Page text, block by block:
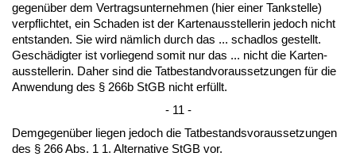
ge­genüber dem Ver­trags­un­ter­neh­men (hier ei­ner Tank­stel­le)
ver­pflich­tet, ein Scha­den ist der Kar­ten­aus­stel­le­rin je­doch nicht
ent­stan­den. Sie wird nämlich durch das ... schad­los ge­stellt.
Geschädig­ter ist vor­lie­gend so­mit nur das ... nicht die Kar­ten­
aus­stel­le­rin. Da­her sind die Tat­be­stand­vor­aus­set­zun­gen für die
An­wen­dung des § 266b StGB nicht erfüllt.
- 11 -
Dem­ge­genüber lie­gen je­doch die Tat­be­stands­vor­aus­set­zun­gen
des § 266 Abs. 1 1. Al­ter­na­ti­ve StGB vor.